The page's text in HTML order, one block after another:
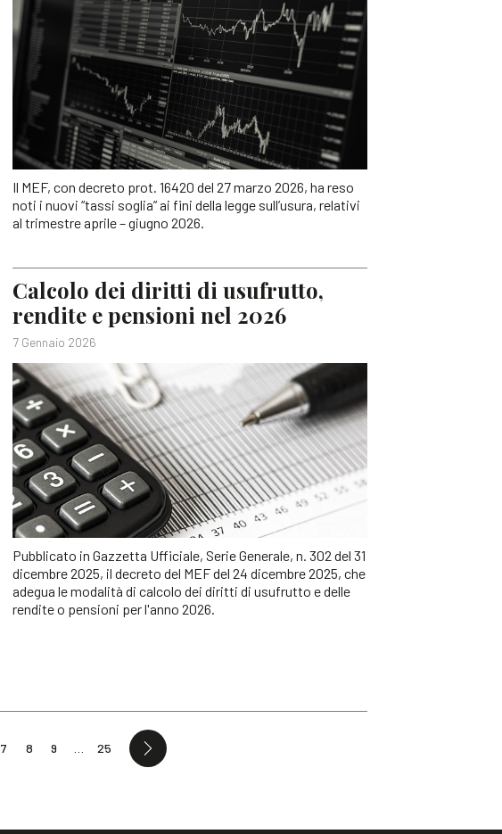
Il MEF, con decreto prot. 16420 del 27 marzo 2026, ha reso
noti i nuovi “tassi soglia” ai fini della legge sull’usura, relativi
al trimestre aprile – giugno 2026.
Calcolo dei diritti di usufrutto,
rendite e pensioni nel 2026
7 Gennaio 2026
Pubblicato in Gazzetta Ufficiale, Serie Generale, n. 302 del 31
dicembre 2025, il decreto del MEF del 24 dicembre 2025, che
adegua le modalità di calcolo dei diritti di usufrutto e delle
rendite o pensioni per l'anno 2026.
7 8 9 25